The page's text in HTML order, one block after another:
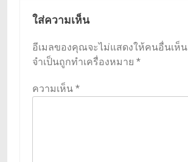
ใส่ความเห็น
อีเมลของคุณจะไม่แสดงให้คนอื่นเห็น
จำเป็นถูกทำเครื่องหมาย *
ความเห็น *